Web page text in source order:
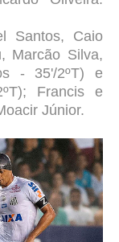
Santos, Caio
Marcão Silva,
- 35'/2ºT) e
Francis e
Júnior.